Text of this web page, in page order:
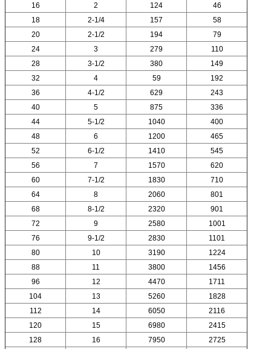
16
2 124
46
18
2-1/4 157
58
20
2-1/2 194
79
24
3 279
110
28
3-1/2 380
149
32
4 59
192
36
4-1/2 629
243
40
5 875
336
44
5-1/2 1040
400
48
6 1200
465
52
6-1/2 1410
545
56
7 1570
620
60
7-1/2 1830
710
64
8 2060
801
68
8-1/2 2320
901
72
9 2580
1001
76
9-1/2 2830
1101
80
10 3190
1224
88
11 3800
1456
96
12 4470
1711
104
13 5260
1828
112
14 6050
2116
120
15 6980
2415
128
16 7950
2725